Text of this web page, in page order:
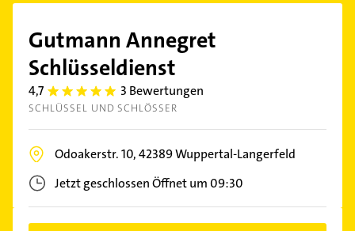
Gutmann Annegret
Schlüsseldienst
4,7 4.7000003 3 Bewertungen
SCHLÜSSEL UND SCHLÖSSER
Odoakerstr. 10,42389Wuppertal-Langerfeld
Jetzt geschlossenÖffnet um 09:30